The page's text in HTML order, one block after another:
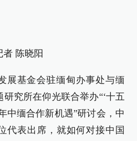
陈晓阳
展基金会驻缅甸办事处与缅
究所在仰光联合举办“‘十五
中缅合作新机遇”研讨会，中
代表出席，就如何对接中国